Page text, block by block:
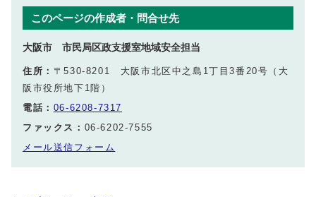
このページの作成者・問合せ先
大阪市 市民局区政支援室地域安全担当
住所： 〒530-8201 大阪市北区中之島1丁目3番20号（大
阪市役所地下1階）
電話： 06-6208-7317
ファックス： 06-6202-7555
メール送信フォーム